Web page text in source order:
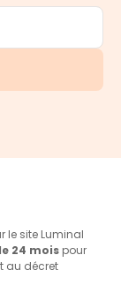
le site Luminal
24 mois pour
au décret